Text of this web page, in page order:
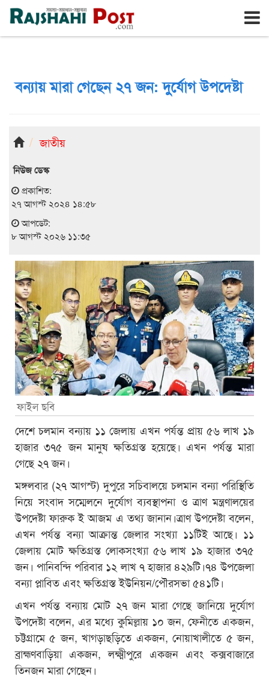
রাজশাহী শনিবার, ৮ই আগস্ট ২০২৬, ২৫শে শ্রাবণ ১৪৩৩
বন্যায় মারা গেছেন ২৭ জন: দুর্যোগ উপদেষ্টা
জাতীয়
নিউজ ডেস্ক
প্রকাশিত:
২৭ আগস্ট ২০২৪ ১৪:৫৮
আপডেট:
৮ আগস্ট ২০২৬ ১১:৩৫
ফাইল ছবি
দেশে চলমান বন্যায় ১১ জেলায় এখন পর্যন্ত প্রায় ৫৬ লাখ ১৯
হাজার ৩৭৫ জন মানুষ ক্ষতিগ্রস্ত হয়েছে। এখন পর্যন্ত মারা
গেছে ২৭ জন।
মঙ্গলবার (২৭ আগস্ট) দুপুরে সচিবালয়ে চলমান বন্যা পরিস্থিতি
নিয়ে সংবাদ সম্মেলনে দুর্যোগ ব্যবস্থাপনা ও ত্রাণ মন্ত্রণালয়ের
উপদেষ্টা ফারুক ই আজম এ তথ্য জানান।ত্রাণ উপদেষ্টা বলেন,
এখন পর্যন্ত বন্যা আক্রান্ত জেলার সংখ্যা ১১টিই আছে। ১১
জেলায় মোট ক্ষতিগ্রস্ত লোকসংখ্যা ৫৬ লাখ ১৯ হাজার ৩৭৫
জন। পানিবন্দি পরিবার ১২ লাখ ৭ হাজার ৪২৯টি।৭৪ উপজেলা
বন্যা প্লাবিত এবং ক্ষতিগ্রস্ত ইউনিয়ন/পৌরসভা ৫৪১টি।
এখন পর্যন্ত বন্যায় মোট ২৭ জন মারা গেছে জানিয়ে দুর্যোগ
উপদেষ্টা বলেন, এর মধ্যে কুমিল্লায় ১০ জন, ফেনীতে একজন,
চট্টগ্রামে ৫ জন, খাগড়াছড়িতে একজন, নোয়াখালীতে ৫ জন,
ব্রাহ্মণবাড়িয়া একজন, লক্ষ্মীপুরে একজন এবং কক্সবাজারে
তিনজন মারা গেছেন।